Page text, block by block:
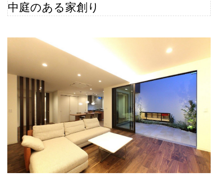
中庭のある家創り